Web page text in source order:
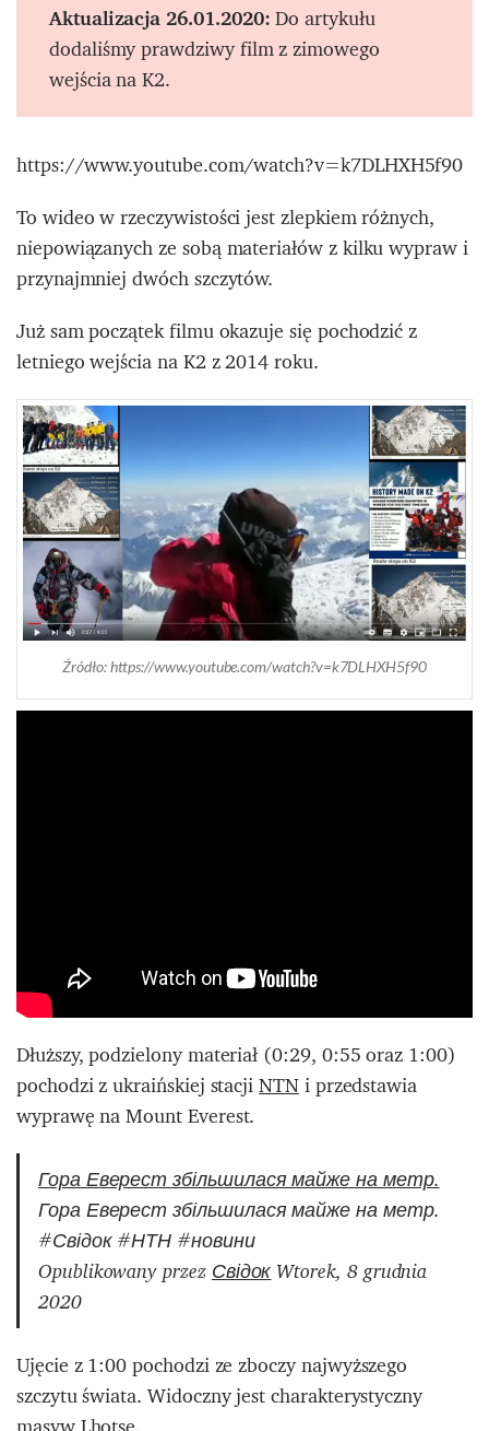
Aktualizacja 26.01.2020:Do artykułu
dodaliśmy prawdziwy film z zimowego
wejścia na K2.
https://www.youtube.com/watch?v=k7DLHXH5f90
To wideo w rzeczywistości jest zlepkiem różnych,
niepowiązanych ze sobą materiałów z kilku wypraw i
przynajmniej dwóch szczytów.
Już sam początek filmu okazuje się pochodzić z
letniego wejścia na K2 z 2014 roku.
Źródło: https://www.youtube.com/watch?v=k7DLHXH5f90
Dłuższy, podzielony materiał (0:29, 0:55 oraz 1:00)
pochodzi z ukraińskiej stacjiNTNi przedstawia
wyprawę na Mount Everest.
Гора Еверест збільшилася майже на метр.
Гора Еверест збільшилася майже на метр.
#Свідок #НТН #новини
Opublikowany przezСвідокWtorek, 8 grudnia
2020
Ujęcie z 1:00 pochodzi ze zboczy najwyższego
szczytu świata. Widoczny jest charakterystyczny